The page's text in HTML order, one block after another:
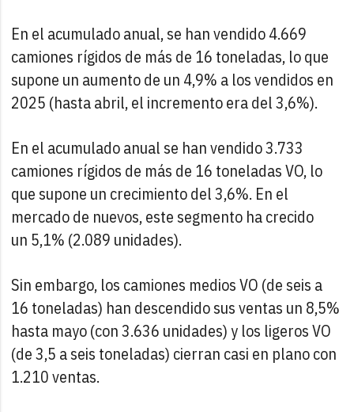
En el acumulado anual, se han vendido 4.669
camiones rígidos de más de 16 toneladas, lo que
supone un aumento de un 4,9% a los vendidos en
2025 (hasta abril, el incremento era del 3,6%).
En el acumulado anual se han vendido 3.733
camiones rígidos de más de 16 toneladas VO, lo
que supone un crecimiento del 3,6%. En el
mercado de nuevos, este segmento ha crecido
un 5,1% (2.089 unidades).
Sin embargo, los camiones medios VO (de seis a
16 toneladas) han descendido sus ventas un 8,5%
hasta mayo (con 3.636 unidades) y los ligeros VO
(de 3,5 a seis toneladas) cierran casi en plano con
1.210 ventas.